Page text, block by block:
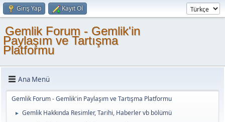
Giriş Yap Kayıt Ol
Gemlik Forum - Gemlik'in
Paylaşım ve Tartışma
Platformu
Ana Menü
Gemlik Forum - Gemlik'in Paylaşım ve Tartışma Platformu
► Gemlik Hakkında Resimler, Tarihi, Haberler vb bölümü